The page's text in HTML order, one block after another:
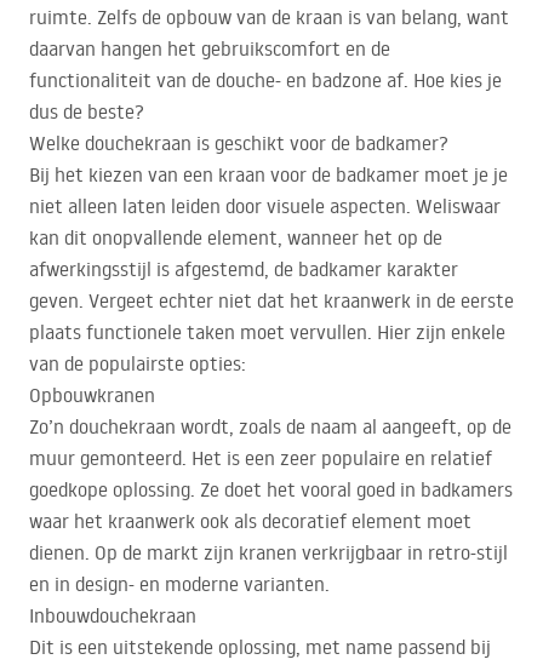
ruimte. Zelfs de opbouw van de kraan is van belang, want
daarvan hangen het gebruikscomfort en de
functionaliteit van de douche- en badzone af. Hoe kies je
dus de beste?
Welke douchekraan is geschikt voor de badkamer?
Bij het kiezen van een kraan voor de badkamer moet je je
niet alleen laten leiden door visuele aspecten. Weliswaar
kan dit onopvallende element, wanneer het op de
afwerkingsstijl is afgestemd, de badkamer karakter
geven. Vergeet echter niet dat het kraanwerk in de eerste
plaats functionele taken moet vervullen. Hier zijn enkele
van de populairste opties:
Opbouwkranen
Zo’n douchekraan wordt, zoals de naam al aangeeft, op de
muur gemonteerd. Het is een zeer populaire en relatief
goedkope oplossing. Ze doet het vooral goed in badkamers
waar het kraanwerk ook als decoratief element moet
dienen. Op de markt zijn kranen verkrijgbaar in retro-stijl
en in design- en moderne varianten.
Inbouwdouchekraan
Dit is een uitstekende oplossing, met name passend bij